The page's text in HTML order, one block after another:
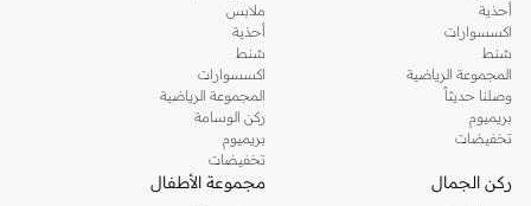
أحذية
اكسسوارات
شنط
المجموعة الرياضية
وصلنا حديثاً
بريميوم
تخفيضات
ملابس
أحذية
شنط
اكسسوارات
المجموعة الرياضية
ركن الوسامة
بريميوم
تخفيضات
ركن الجمال مجموعة الأطفال